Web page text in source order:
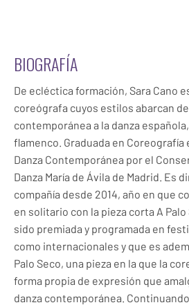
BIOGRAFÍA
De ecléctica formación, Sara Cano
coreógrafa cuyos estilos abarcan
contemporánea a la danza
flamenco. Graduada en
Danza Contemporánea por el
Danza María de Ávila de Madrid. Es
compañía desde 2014, año en que
en solitario con la pieza corta A Palo
sido premiada y programada en
como internacionales y que es
Palo Seco, una pieza en la que la
forma propia de expresión que
danza contemporánea.